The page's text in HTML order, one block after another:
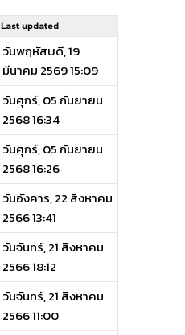
Last updated
วันพฤหัสบดี, 19
มีนาคม 2569 15:09
วันศุกร์, 05 กันยายน
2568 16:34
วันศุกร์, 05 กันยายน
2568 16:26
วันอังคาร, 22 สิงหาคม
2566 13:41
วันจันทร์, 21 สิงหาคม
2566 18:12
วันจันทร์, 21 สิงหาคม
2566 11:00